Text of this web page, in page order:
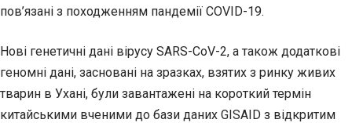
пов’язані з походженням пандемії COVID-19.
Нові генетичні дані вірусу SARS-CoV-2, а також додаткові
геномні дані, засновані на зразках, взятих з ринку живих
тварин в Ухані, були завантажені на короткий термін
китайськими вченими до бази даних GISAID з відкритим